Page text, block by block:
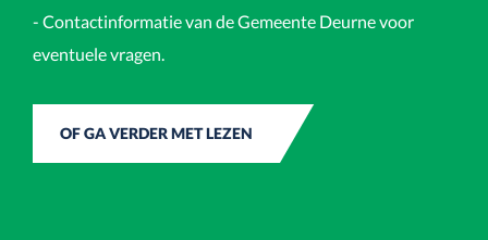
- Contactinformatie van de Gemeente Deurne voor
eventuele vragen.
OF GA VERDER MET LEZEN